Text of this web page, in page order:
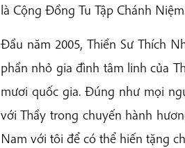
là Cộng Đồng Tu Tập Chánh
Đầu năm 2005, Thiền Sư Thích
phần nhỏ gia đình tâm linh của
mươi quốc gia. Đúng như mọi
với Thầy trong chuyến hành
Nam với tôi để có thể hiến tặng